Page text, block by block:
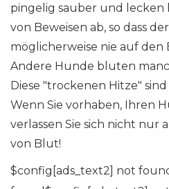
pingelig sauber und lecken
von Beweisen ab, so dass
möglicherweise nie auf den
Andere Hunde bluten
Diese "trockenen Hitze"
Wenn Sie vorhaben, Ihren
verlassen Sie sich nicht nur
von Blut!
$config[ads_text2] not